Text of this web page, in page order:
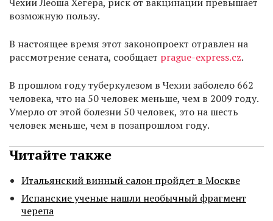
возможную пользу.
В настоящее время этот законопроект отравлен на
рассмотрение сената, сообщает prague-express.cz.
В прошлом году туберкулезом в Чехии заболело 662
человека, что на 50 человек меньше, чем в 2009 году.
Умерло от этой болезни 50 человек, это на шесть
человек меньше, чем в позапрошлом году.
Читайте также
Итальянский винный салон пройдет в Москве
Испанские ученые нашли необычный фрагмент
черепа